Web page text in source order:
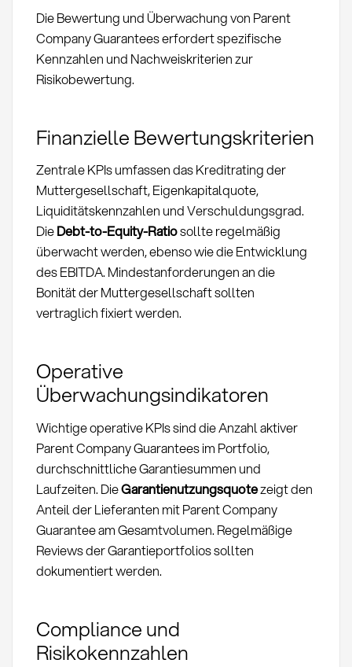
Die Bewertung und Überwachung von Parent
Company Guarantees erfordert spezifische
Kennzahlen und Nachweiskriterien zur
Risikobewertung.
Finanzielle Bewertungskriterien
Zentrale KPIs umfassen das Kreditrating der
Muttergesellschaft, Eigenkapitalquote,
Liquiditätskennzahlen und Verschuldungsgrad.
DieDebt-to-Equity-Ratiosollte regelmäßig
überwacht werden, ebenso wie die Entwicklung
des EBITDA. Mindestanforderungen an die
Bonität der Muttergesellschaft sollten
vertraglich fixiert werden.
Operative
Überwachungsindikatoren
Wichtige operative KPIs sind die Anzahl aktiver
Parent Company Guarantees im Portfolio,
durchschnittliche Garantiesummen und
Laufzeiten. DieGarantienutzungsquotezeigt den
Anteil der Lieferanten mit Parent Company
Guarantee am Gesamtvolumen. Regelmäßige
Reviews der Garantieportfolios sollten
dokumentiert werden.
Compliance und
Risikokennzahlen